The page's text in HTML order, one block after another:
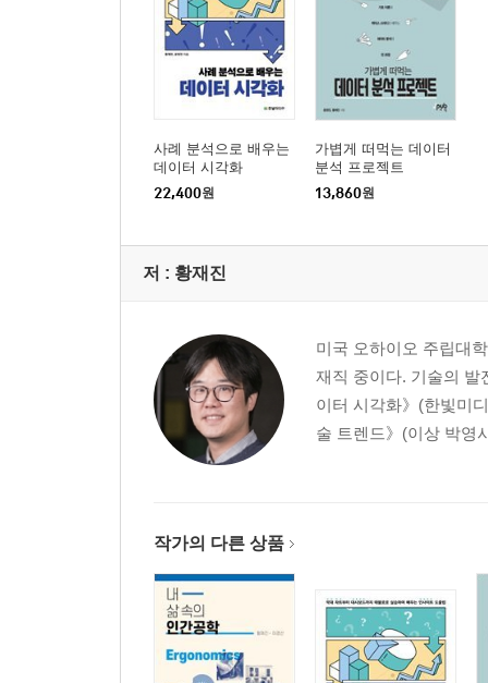
사례 분석으로 배우는
데이터 시각화
22,400원
가볍게 떠먹는 데이터
분석 프로젝트
13,860원
저 : 황재진
미국 오하이오 주립대
재직 중이다. 기술의 발
이터 시각화》(한빛미
술 트렌드》(이상 박영
작가의 다른 상품